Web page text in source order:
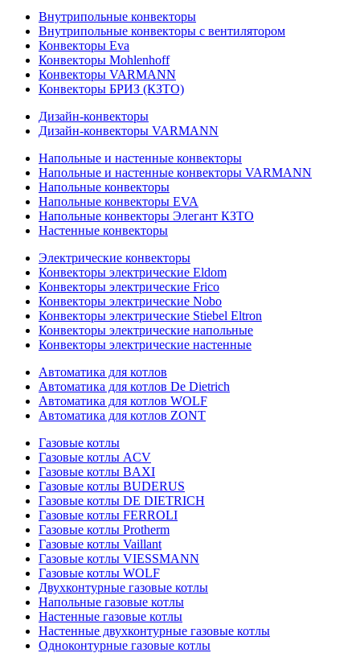
Внутрипольные конвекторы
Внутрипольные конвекторы с вентилятором
Конвекторы Eva
Конвекторы Mohlenhoff
Конвекторы VARMANN
Конвекторы БРИЗ (КЗТО)
Дизайн-конвекторы
Дизайн-конвекторы VARMANN
Напольные и настенные конвекторы
Напольные и настенные конвекторы VARMANN
Напольные конвекторы
Напольные конвекторы EVA
Напольные конвекторы Элегант КЗТО
Настенные конвекторы
Электрические конвекторы
Конвекторы электрические Eldom
Конвекторы электрические Frico
Конвекторы электрические Nobo
Конвекторы электрические Stiebel Eltron
Конвекторы электрические напольные
Конвекторы электрические настенные
Автоматика для котлов
Автоматика для котлов De Dietrich
Автоматика для котлов WOLF
Автоматика для котлов ZONT
Газовые котлы
Газовые котлы ACV
Газовые котлы BAXI
Газовые котлы BUDERUS
Газовые котлы DE DIETRICH
Газовые котлы FERROLI
Газовые котлы Protherm
Газовые котлы Vaillant
Газовые котлы VIESSMANN
Газовые котлы WOLF
Двухконтурные газовые котлы
Напольные газовые котлы
Настенные газовые котлы
Настенные двухконтурные газовые котлы
Одноконтурные газовые котлы